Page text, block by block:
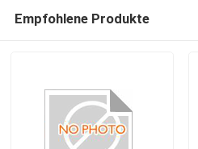
Empfohlene Produkte